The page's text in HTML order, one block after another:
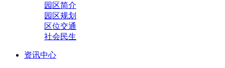
园区简介
园区规划
区位交通
社会民生
资讯中心